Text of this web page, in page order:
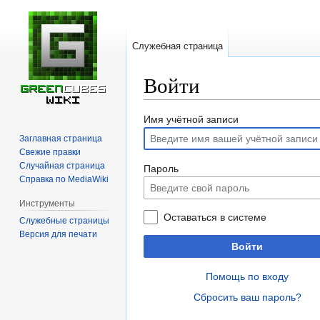
Войти
Перейти
навигации
Перейти
поиску
Имя учётной записи
Пароль
Оставаться в системе
Войти
Помощь по входу
Сбросить ваш пароль?
Служебная страница
Заглавная страница
Свежие правки
Случайная страница
Справка по MediaWiki
Инструменты
Служебные страницы
Версия для печати